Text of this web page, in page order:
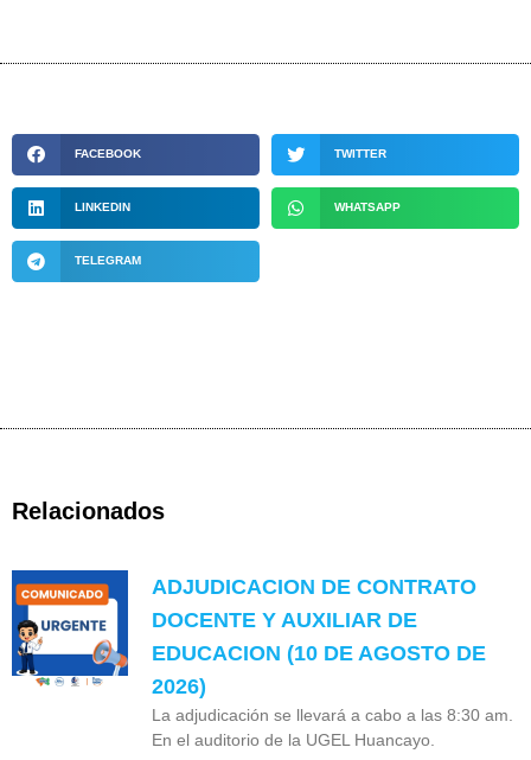
FACEBOOK TWITTER
LINKEDIN WHATSAPP
TELEGRAM
Relacionados
ADJUDICACION DE CONTRATO
DOCENTE Y AUXILIAR DE
EDUCACION (10 DE AGOSTO DE
2026)
La adjudicación se llevará a cabo a las 8:30 am.
En el auditorio de la UGEL Huancayo.